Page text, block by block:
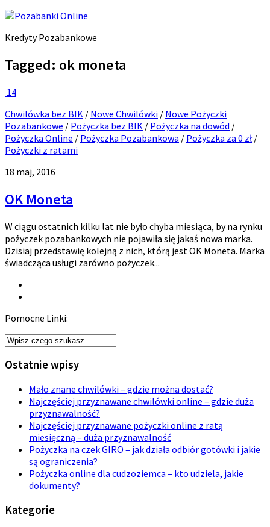
Kredyty Pozabankowe
Tagged: ok moneta
14
Chwilówka bez BIK / Nowe Chwilówki / Nowe Pożyczki
Pozabankowe / Pożyczka bez BIK / Pożyczka na dowód /
Pożyczka Online / Pożyczka Pozabankowa / Pożyczka za 0 zł/
Pożyczki z ratami
18 maj, 2016
OK Moneta
W ciągu ostatnich kilku lat nie było chyba miesiąca, by na rynku
pożyczek pozabankowych nie pojawiła się jakaś nowa marka.
Dzisiaj przedstawię kolejną z nich, którą jest OK Moneta. Marka
świadcząca usługi zarówno pożyczek...
Pomocne Linki:
Ostatnie wpisy
Mało znane chwilówki – gdzie można dostać?
Najczęściej przyznawane chwilówki online – gdzie duża
przyznawalność?
Najczęściej przyznawane pożyczki online z ratą
miesięczną – duża przyznawalność
Pożyczka na czek GIRO – jak działa odbiór gotówki i jakie
są ograniczenia?
Pożyczka online dla cudzoziemca – kto udziela, jakie
dokumenty?
Kategorie